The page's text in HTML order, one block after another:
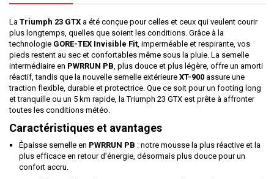
La Triumph 23 GTX a été conçue pour celles et ceux qui veulent courir
plus longtemps, quelles que soient les conditions. Grâce à la
technologie GORE-TEX Invisible Fit, imperméable et respirante, vos
pieds restent au sec et confortables même sous la pluie. La semelle
intermédiaire en PWRRUN PB, plus douce et plus légère, offre un amorti
réactif, tandis que la nouvelle semelle extérieure XT-900 assure une
traction flexible, durable et protectrice. Que ce soit pour un footing long
et tranquille ou un 5 km rapide, la Triumph 23 GTX est prête à affronter
toutes les conditions météo.
Caractéristiques et avantages
Épaisse semelle en PWRRUN PB : notre mousse la plus réactive et la
plus efficace en retour d’énergie, désormais plus douce pour un
confort accru.